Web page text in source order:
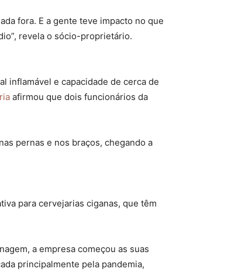
fora. E a gente teve impacto no que
revela o sócio-proprietário.
inflamável e capacidade de cerca de
afirmou que dois funcionários da
pernas e nos braços, chegando a
para cervejarias ciganas, que têm
a empresa começou as suas
principalmente pela pandemia,